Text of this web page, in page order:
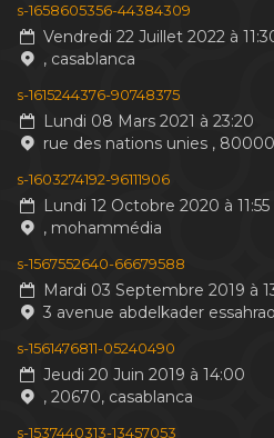
s-1658605356-44384309
Vendredi 22 Juillet 2022 à
, casablanca
s-1615244376-90748375
Lundi 08 Mars 2021 à 23:20
rue des nations unies ,
s-1603274192-96111906
Lundi 12 Octobre 2020 à 11:55
, mohammédia
s-1567552640-66679588
Mardi 03 Septembre 2019 à
3 avenue abdelkader
s-1561476811-05240490
Jeudi 20 Juin 2019 à 14:00
, 20670, casablanca
s-1537440313-13457053